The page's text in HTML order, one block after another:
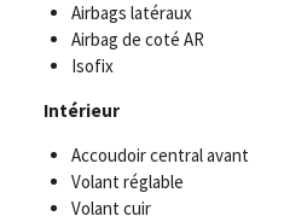
Airbags latéraux
Airbag de coté AR
Isofix
Intérieur
Accoudoir central avant
Volant réglable
Volant cuir